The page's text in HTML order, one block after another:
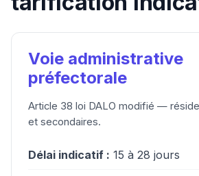
Voie administrative
préfectorale
Article 38 loi DALO modifié —
et secondaires.
Délai indicatif : 15 à 28 jours